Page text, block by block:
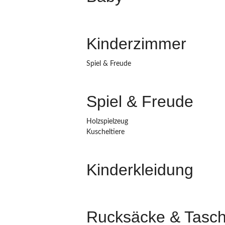
Kinderzimmer
Spiel & Freude
Spiel & Freude
Holzspielzeug
Kuscheltiere
Kinderkleidung
Rucksäcke &